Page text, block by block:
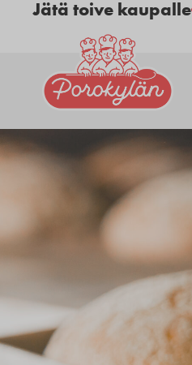
Jätä toive kaupalle